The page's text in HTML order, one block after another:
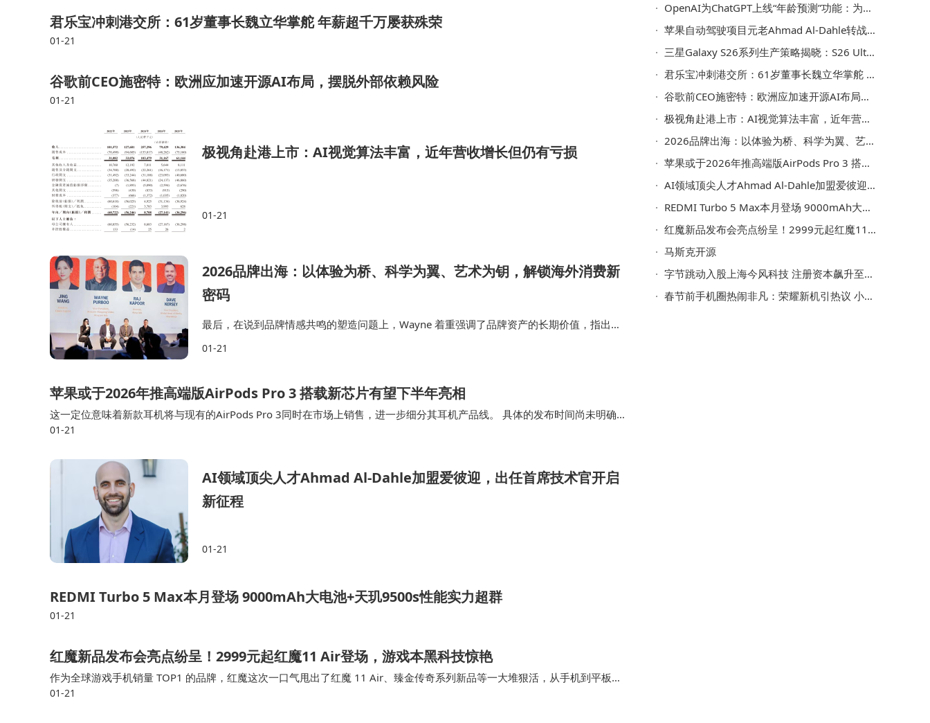
君乐宝冲刺港交所：61岁董事长魏立华掌舵 年薪超千万屡获殊荣
01-21
谷歌前CEO施密特：欧洲应加速开源AI布局，摆脱外部依赖风险
01-21
极视角赴港上市：AI视觉算法丰富，近年营收增长但仍有亏损
01-21
2026品牌出海：以体验为桥、科学为翼、艺术为钥，解锁海外消费新
密码
最后，在说到品牌情感共鸣的塑造问题上，Wayne 着重强调了品牌资产的长期价值，指出销
售并非终点，成交后收集的消费者信息应反哺营销活动、广告投放和直播运营，深入挖掘并持
01-21
苹果或于2026年推高端版AirPods Pro 3 搭载新芯片有望下半年亮相
这一定位意味着新款耳机将与现有的AirPods Pro 3同时在市场上销售，进一步细分其耳机产品线。 具体的发布时间尚未明确，
但苹果传统上多在每年下半年（尤其是9月的iPhone发布会）推出新款AirPods…
01-21
AI领域顶尖人才Ahmad Al-Dahle加盟爱彼迎，出任首席技术官开启
新征程
01-21
REDMI Turbo 5 Max本月登场 9000mAh大电池+天玑9500s性能实力超群
01-21
红魔新品发布会亮点纷呈！2999元起红魔11 Air登场，游戏本黑科技惊艳
作为全球游戏手机销量 TOP1 的品牌，红魔这次一口气甩出了红魔 11 Air、臻金传奇系列新品等一大堆狠活，从手机到平板再
到游戏本，每款产品都藏着让人眼前一亮的黑科技，不管是硬核玩家还是颜值党，都能找到心动…
01-21
OpenAI为ChatGPT上线“年龄预测”功能：为未成年用户筑牢安全防护网
苹果自动驾驶项目元老Ahmad Al-Dahle转战爱彼迎 出任首席技术官
三星Galaxy S26系列生产策略揭晓：S26 Ultra供应优先 产量规划有调整
君乐宝冲刺港交所：61岁董事长魏立华掌舵 年薪超千万屡获殊荣
谷歌前CEO施密特：欧洲应加速开源AI布局，摆脱外部依赖风险
极视角赴港上市：AI视觉算法丰富，近年营收增长但仍有亏损
2026品牌出海：以体验为桥、科学为翼、艺术为钥，解锁海外消费新密码
苹果或于2026年推高端版AirPods Pro 3 搭载新芯片有望下半年亮相
AI领域顶尖人才Ahmad Al-Dahle加盟爱彼迎，出任首席技术官开启新征程
REDMI Turbo 5 Max本月登场 9000mAh大电池+天玑9500s性能实力超群
红魔新品发布会亮点纷呈！2999元起红魔11 Air登场，游戏本黑科技惊艳
马斯克开源
字节跳动入股上海今风科技 注册资本飙升至约24.8亿
春节前手机圈热闹非凡：荣耀新机引热议 小米挑战续航 vivo推新色 OPPO传佳绩